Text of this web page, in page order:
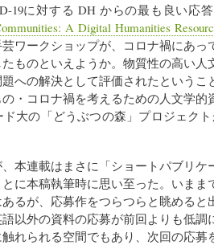
19に対する DH からの最も良い応
A Digital Humanities
ワークショップが、コロナ禍にあ
ものといえようか。物質性の高い
への解決として評価されたというこ
・コロナ禍を考えるための人文学
大の「どうぶつの森」プロジェク
本連載はまさに「ショートパブリケ
に本稿執筆時に思い至った。いま
るが、応募作をつらつらと眺める
以外の資料の応募が前回よりも低
れられる空間でもあり、次回の応募